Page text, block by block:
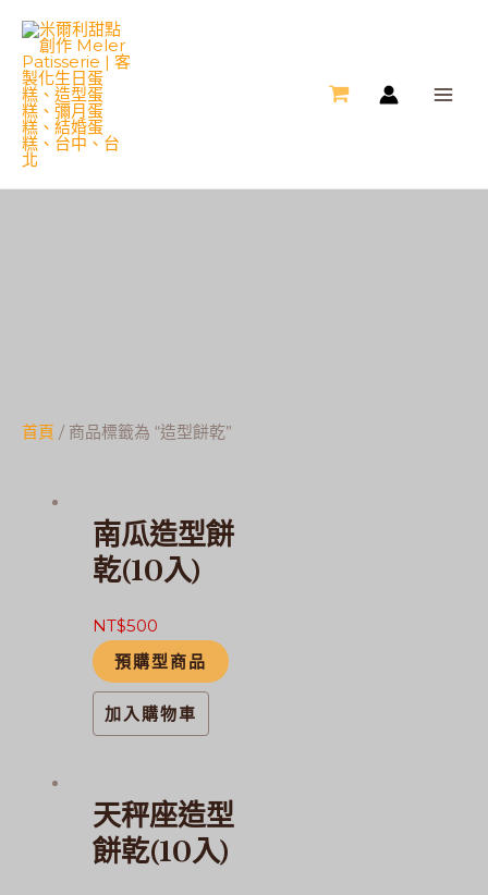
首頁 / 商品標籤為 “造型餅乾”
南瓜造型餅
乾(10入)
NT$500
預購型商品
加入購物車
天秤座造型
餅乾(10入)